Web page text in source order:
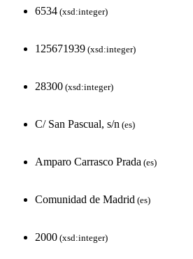
6534 (xsd:integer)
125671939 (xsd:integer)
28300 (xsd:integer)
C/ San Pascual, s/n (es)
Amparo Carrasco Prada (es)
Comunidad de Madrid (es)
2000 (xsd:integer)